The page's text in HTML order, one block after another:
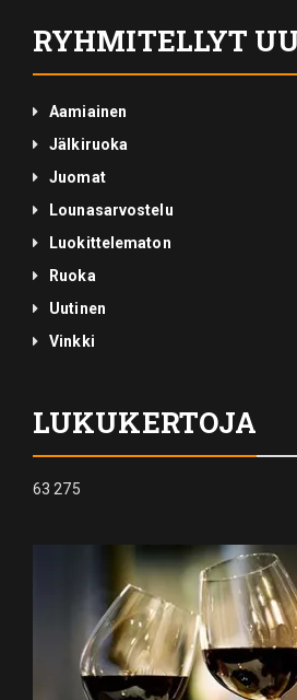
RYHMITELLYT
Aamiainen
Jälkiruoka
Juomat
Lounasarvostelu
Luokittelematon
Ruoka
Uutinen
Vinkki
LUKUKERTOJA
63 275